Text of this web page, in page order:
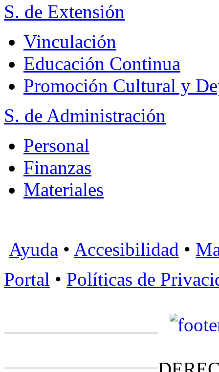
S. de Extensión
Vinculación
Educación Continua
Promoción Cultural y
S. de Administración
Personal
Finanzas
Materiales
Ayuda • Accesibilidad •
Portal • Políticas de